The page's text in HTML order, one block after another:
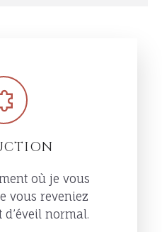
où je vous
vous reveniez
d’éveil normal.